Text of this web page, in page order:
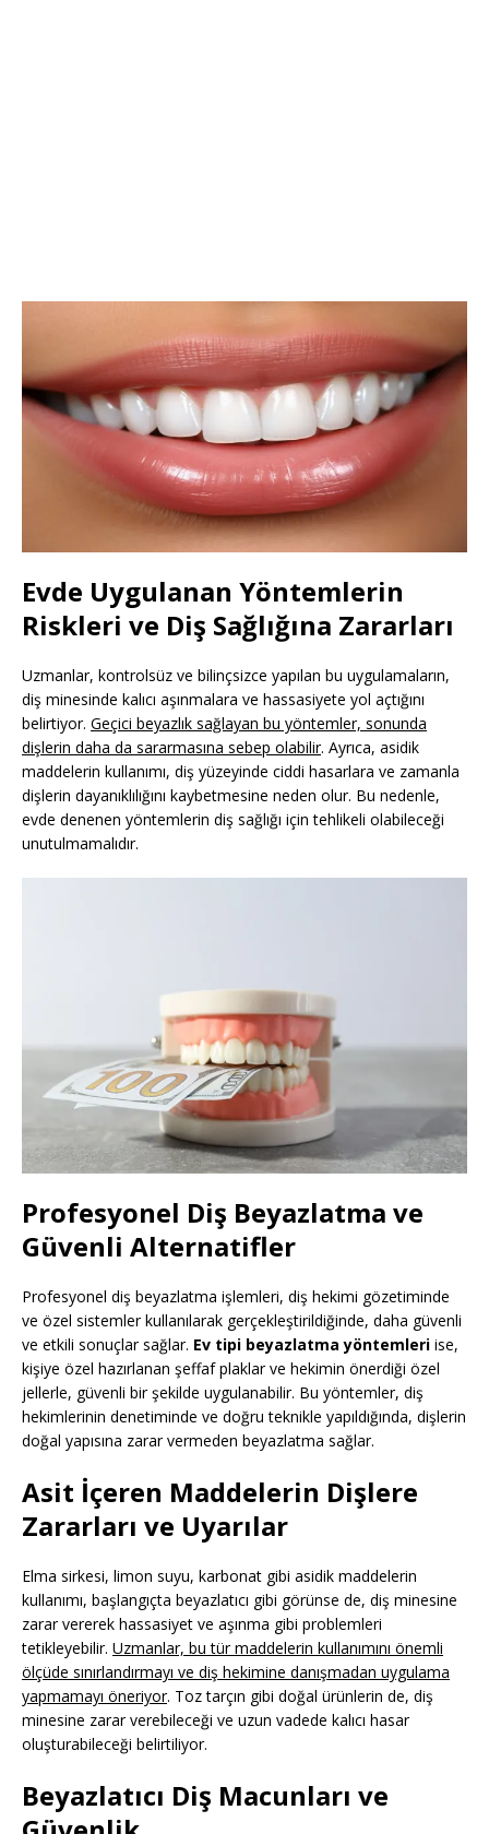
Evde Uygulanan Yöntemlerin
Riskleri ve Diş Sağlığına Zararları
Uzmanlar, kontrolsüz ve bilinçsizce yapılan bu uygulamaların,
diş minesinde kalıcı aşınmalara ve hassasiyete yol açtığını
belirtiyor. Geçici beyazlık sağlayan bu yöntemler, sonunda
dişlerin daha da sararmasına sebep olabilir. Ayrıca, asidik
maddelerin kullanımı, diş yüzeyinde ciddi hasarlara ve zamanla
dişlerin dayanıklılığını kaybetmesine neden olur. Bu nedenle,
evde denenen yöntemlerin diş sağlığı için tehlikeli olabileceği
unutulmamalıdır.
Profesyonel Diş Beyazlatma ve
Güvenli Alternatifler
Profesyonel diş beyazlatma işlemleri, diş hekimi gözetiminde
ve özel sistemler kullanılarak gerçekleştirildiğinde, daha güvenli
ve etkili sonuçlar sağlar. Ev tipi beyazlatma yöntemleri ise,
kişiye özel hazırlanan şeffaf plaklar ve hekimin önerdiği özel
jellerle, güvenli bir şekilde uygulanabilir. Bu yöntemler, diş
hekimlerinin denetiminde ve doğru teknikle yapıldığında, dişlerin
doğal yapısına zarar vermeden beyazlatma sağlar.
Asit İçeren Maddelerin Dişlere
Zararları ve Uyarılar
Elma sirkesi, limon suyu, karbonat gibi asidik maddelerin
kullanımı, başlangıçta beyazlatıcı gibi görünse de, diş minesine
zarar vererek hassasiyet ve aşınma gibi problemleri
tetikleyebilir. Uzmanlar, bu tür maddelerin kullanımını önemli
ölçüde sınırlandırmayı ve diş hekimine danışmadan uygulama
yapmamayı öneriyor. Toz tarçın gibi doğal ürünlerin de, diş
minesine zarar verebileceği ve uzun vadede kalıcı hasar
oluşturabileceği belirtiliyor.
Beyazlatıcı Diş Macunları ve